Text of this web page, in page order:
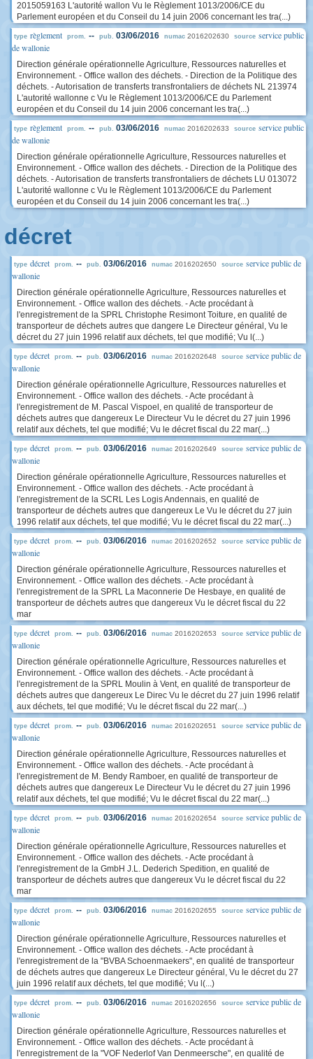
2015059163 L'autorité wallon Vu le Règlement 1013/2006/CE du
Parlement européen et du Conseil du 14 juin 2006 concernant les tra(...)
type règlement prom. -- pub. 03/06/2016 numac 2016202630 source service public
de wallonie
Direction générale opérationnelle Agriculture, Ressources naturelles et
Environnement. - Office wallon des déchets. - Direction de la Politique des
déchets. - Autorisation de transferts transfrontaliers de déchets NL 213974
L'autorité wallonne c Vu le Règlement 1013/2006/CE du Parlement
européen et du Conseil du 14 juin 2006 concernant les tra(...)
type règlement prom. -- pub. 03/06/2016 numac 2016202633 source service public
de wallonie
Direction générale opérationnelle Agriculture, Ressources naturelles et
Environnement. - Office wallon des déchets. - Direction de la Politique des
déchets. - Autorisation de transferts transfrontaliers de déchets LU 013072
L'autorité wallonne c Vu le Règlement 1013/2006/CE du Parlement
européen et du Conseil du 14 juin 2006 concernant les tra(...)
décret
type décret prom. -- pub. 03/06/2016 numac 2016202650 source service public de
wallonie
Direction générale opérationnelle Agriculture, Ressources naturelles et
Environnement. - Office wallon des déchets. - Acte procédant à
l'enregistrement de la SPRL Christophe Resimont Toiture, en qualité de
transporteur de déchets autres que dangere Le Directeur général, Vu le
décret du 27 juin 1996 relatif aux déchets, tel que modifié; Vu l(...)
type décret prom. -- pub. 03/06/2016 numac 2016202648 source service public de
wallonie
Direction générale opérationnelle Agriculture, Ressources naturelles et
Environnement. - Office wallon des déchets. - Acte procédant à
l'enregistrement de M. Pascal Vispoel, en qualité de transporteur de
déchets autres que dangereux Le Directeur Vu le décret du 27 juin 1996
relatif aux déchets, tel que modifié; Vu le décret fiscal du 22 mar(...)
type décret prom. -- pub. 03/06/2016 numac 2016202649 source service public de
wallonie
Direction générale opérationnelle Agriculture, Ressources naturelles et
Environnement. - Office wallon des déchets. - Acte procédant à
l'enregistrement de la SCRL Les Logis Andennais, en qualité de
transporteur de déchets autres que dangereux Le Vu le décret du 27 juin
1996 relatif aux déchets, tel que modifié; Vu le décret fiscal du 22 mar(...)
type décret prom. -- pub. 03/06/2016 numac 2016202652 source service public de
wallonie
Direction générale opérationnelle Agriculture, Ressources naturelles et
Environnement. - Office wallon des déchets. - Acte procédant à
l'enregistrement de la SPRL La Maconnerie De Hesbaye, en qualité de
transporteur de déchets autres que dangereux Vu le décret fiscal du 22
mar
type décret prom. -- pub. 03/06/2016 numac 2016202653 source service public de
wallonie
Direction générale opérationnelle Agriculture, Ressources naturelles et
Environnement. - Office wallon des déchets. - Acte procédant à
l'enregistrement de la SPRL Moulin à Vent, en qualité de transporteur de
déchets autres que dangereux Le Direc Vu le décret du 27 juin 1996 relatif
aux déchets, tel que modifié; Vu le décret fiscal du 22 mar(...)
type décret prom. -- pub. 03/06/2016 numac 2016202651 source service public de
wallonie
Direction générale opérationnelle Agriculture, Ressources naturelles et
Environnement. - Office wallon des déchets. - Acte procédant à
l'enregistrement de M. Bendy Ramboer, en qualité de transporteur de
déchets autres que dangereux Le Directeur Vu le décret du 27 juin 1996
relatif aux déchets, tel que modifié; Vu le décret fiscal du 22 mar(...)
type décret prom. -- pub. 03/06/2016 numac 2016202654 source service public de
wallonie
Direction générale opérationnelle Agriculture, Ressources naturelles et
Environnement. - Office wallon des déchets. - Acte procédant à
l'enregistrement de la GmbH J.L. Dederich Spedition, en qualité de
transporteur de déchets autres que dangereux Vu le décret fiscal du 22
mar
type décret prom. -- pub. 03/06/2016 numac 2016202655 source service public de
wallonie
Direction générale opérationnelle Agriculture, Ressources naturelles et
Environnement. - Office wallon des déchets. - Acte procédant à
l'enregistrement de la "BVBA Schoenmaekers", en qualité de transporteur
de déchets autres que dangereux Le Directeur général, Vu le décret du 27
juin 1996 relatif aux déchets, tel que modifié; Vu l(...)
type décret prom. -- pub. 03/06/2016 numac 2016202656 source service public de
wallonie
Direction générale opérationnelle Agriculture, Ressources naturelles et
Environnement. - Office wallon des déchets. - Acte procédant à
l'enregistrement de la "VOF Nederlof Van Denmeersche", en qualité de